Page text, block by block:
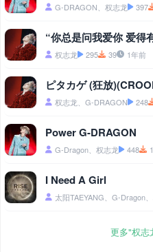
G-DRAGON、权志龙 397
“你总是问我爱你 爱得
权志龙 295 39 1年前
ピタカゲ (狂放
权志龙、G-DRAGON 248
Power G-DRAGON
G-Dragon、权志龙 448
I Need A Girl
太阳TAEYANG、G-Dragon
更多"权志